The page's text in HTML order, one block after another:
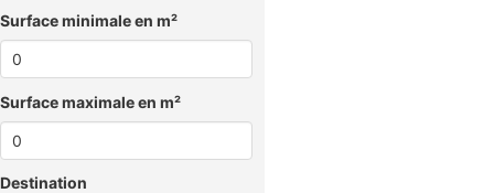
Surface minimale en m²
Surface maximale en m²
Destination